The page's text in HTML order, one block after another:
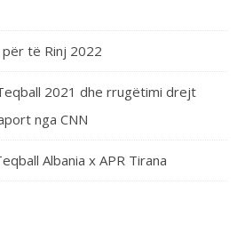
të Rinj 2022
2021 dhe rrugëtimi drejt
nga CNN
Albania x APR Tirana